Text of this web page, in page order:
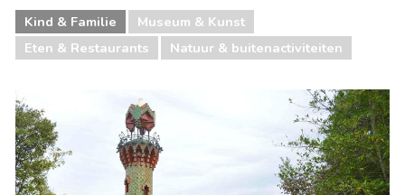
Kind & Familie
Museum & Kunst
Eten & Restaurants
Natuur & buitenactiviteiten